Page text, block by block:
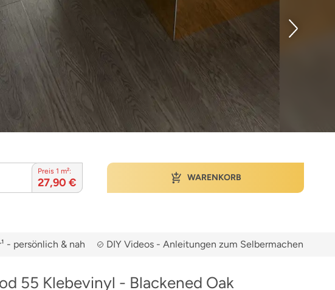
Preis 1 m²:
27,90 € WARENKORB
- persönlich & nah DIY Videos - Anleitungen zum Selbermachen
55 Klebevinyl - Blackened Oak